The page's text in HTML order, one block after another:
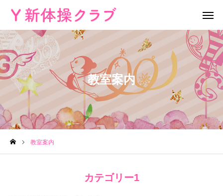
教室案内
教室案内
カテゴリー1
無料体験 お問い合わせ
レッスン場所 Instagram
HOME
教室案内